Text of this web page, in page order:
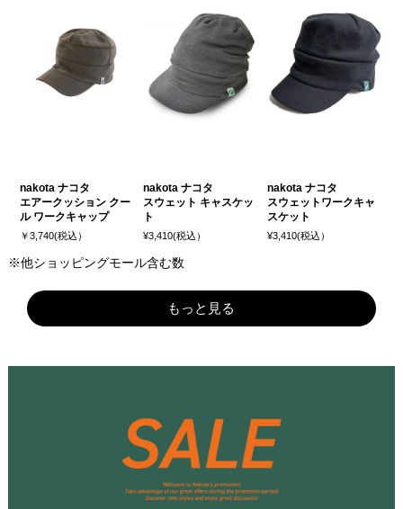
nakota ナコタ
エアークッション クー
ル ワークキャップ
￥3,740(税込）
nakota ナコタ
スウェット キャスケッ
ト
¥3,410(税込）
nakota ナコタ
スウェットワークキャ
スケット
¥3,410(税込）
※他ショッピングモール含む数
もっと見る